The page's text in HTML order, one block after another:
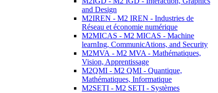
and Design
M2IREN - M2 IREN - Industries de
Réseau et économie numérique
M2MICAS - M2 MICAS - Machine
learnIng, CommunicAtions, and Security
M2MVA - M2 MVA - Mathématiques,
Vision, Apprentissage
M2QMI - M2 QMI - Quantique,
Mathématiques, Informatique
M2SETI - M2 SETI - Systèmes